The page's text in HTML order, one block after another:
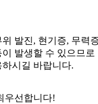
위 발진, 현기증, 무력
이 발생할 수 있으므
하시길 바랍니다.
우선합니다!